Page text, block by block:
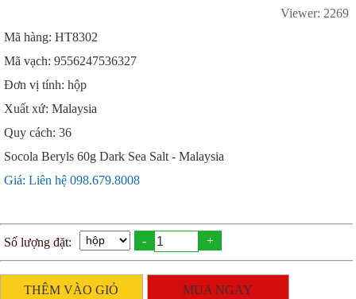
Viewer: 2269
Mã hàng: HT8302
Mã vạch: 9556247536327
Đơn vị tính: hộp
Xuất xứ: Malaysia
Quy cách: 36
Socola Beryls 60g Dark Sea Salt - Malaysia
Giá: Liên hệ 098.679.8008
Số lượng đặt: - +
THÊM VÀO GIỎ MUA NGAY